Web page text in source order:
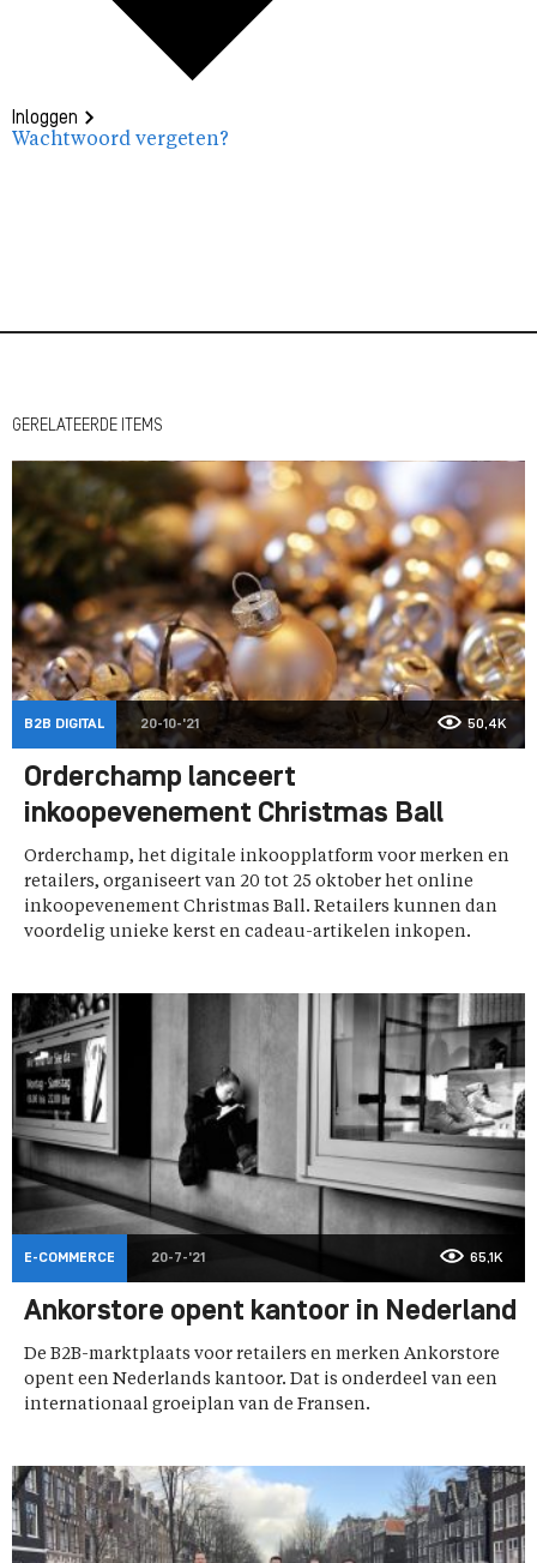
Inloggen
Wachtwoord vergeten?
GERELATEERDE ITEMS
B2B DIGITAL 20-10-'21 50,4K
Orderchamp lanceert
inkoopevenement Christmas Ball
Orderchamp, het digitale inkoopplatform voor merken en
retailers, organiseert van 20 tot 25 oktober het online
inkoopevenement Christmas Ball. Retailers kunnen dan
voordelig unieke kerst en cadeau-artikelen inkopen.
E-COMMERCE 20-7-'21 65,1K
Ankorstore opent kantoor in Nederland
De B2B-marktplaats voor retailers en merken Ankorstore
opent een Nederlands kantoor. Dat is onderdeel van een
internationaal groeiplan van de Fransen.